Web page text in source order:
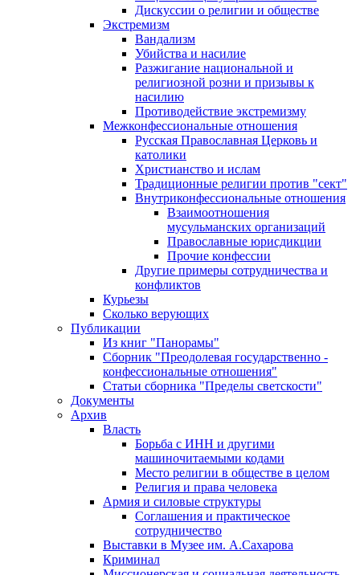
Дискуссии о религии и обществе
Экстремизм
Вандализм
Убийства и насилие
Разжигание национальной и
религиозной розни и призывы к
насилию
Противодействие экстремизму
Межконфессиональные отношения
Русская Православная Церковь и
католики
Христианство и ислам
Традиционные религии против "сект"
Внутриконфессиональные отношения
Взаимоотношения
мусульманских организаций
Православные юрисдикции
Прочие конфессии
Другие примеры сотрудничества и
конфликтов
Курьезы
Сколько верующих
Публикации
Из книг "Панорамы"
Сборник "Преодолевая государственно -
конфессиональные отношения"
Статьи сборника "Пределы светскости"
Документы
Архив
Власть
Борьба с ИНН и другими
машиночитаемыми кодами
Место религии в обществе в целом
Религия и права человека
Армия и силовые структуры
Соглашения и практическое
сотрудничество
Выставки в Музее им. А.Сахарова
Криминал